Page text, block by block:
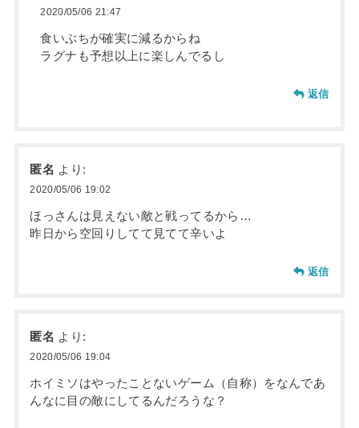
2020/05/06 21:47
食いぶちが確実に減るからね
ラグナも予想以上に楽しんでるし
返信
匿名 より:
2020/05/06 19:02
ほっさんは見えない敵と戦ってるから…
昨日から空回りしてて見てて辛いよ
返信
匿名 より:
2020/05/06 19:04
ホイミソはやったことないゲーム（自称）をなんであ
んなに目の敵にしてるんだろうな？